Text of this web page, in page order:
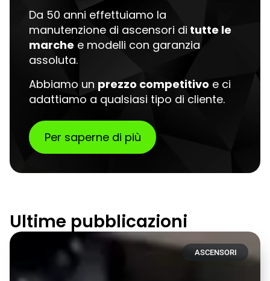
Da 50 anni effettuiamo la
manutenzione di ascensori di tutte le
marche e modelli con garanzia
assoluta.
Abbiamo un prezzo competitivo e ci
adattiamo a qualsiasi tipo di cliente.
Per saperne di più
Ultime pubblicazioni
ASCENSORI